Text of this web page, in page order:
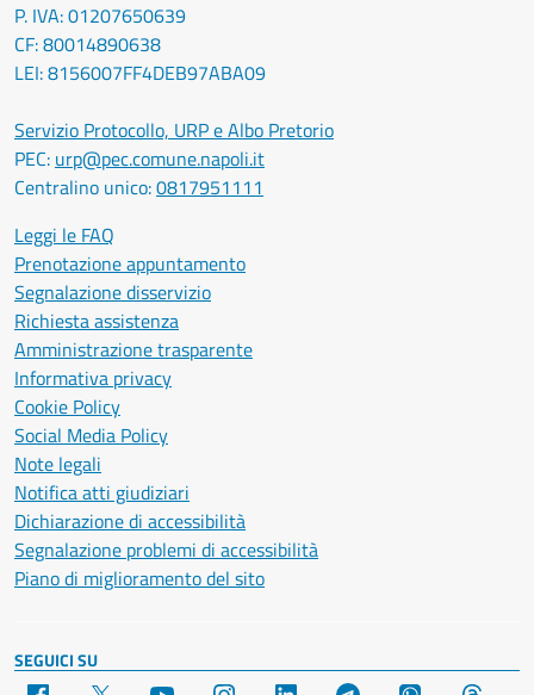
P. IVA: 01207650639
CF: 80014890638
LEI: 8156007FF4DEB97ABA09
Servizio Protocollo, URP e Albo Pretorio
PEC: urp@pec.comune.napoli.it
Centralino unico:0817951111
Leggi le FAQ
Prenotazione appuntamento
Segnalazione disservizio
Richiesta assistenza
Amministrazione trasparente
Informativa privacy
Cookie Policy
Social Media Policy
Note legali
Notifica atti giudiziari
Dichiarazione di accessibilità
Segnalazione problemi di accessibilità
Piano di miglioramento del sito
SEGUICI SU